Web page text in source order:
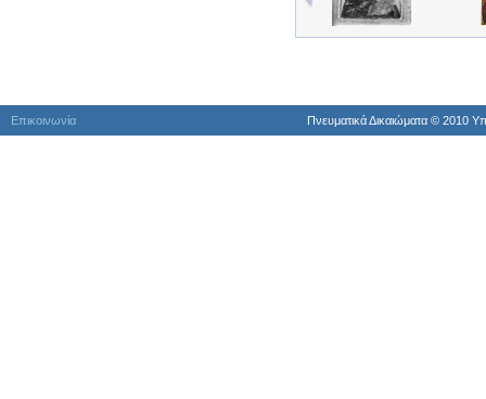
Επικοινωνία Πνευματικά Δικαιώματα © 2010